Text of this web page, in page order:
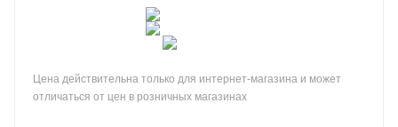
Цена действительна только для интернет-магазина и может
отличаться от цен в розничных магазинах